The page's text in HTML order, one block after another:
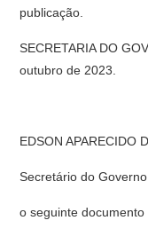
publicação.
SECRETARIA DO
outubro de 2023.
EDSON APARECIDO
Secretário do
o seguinte